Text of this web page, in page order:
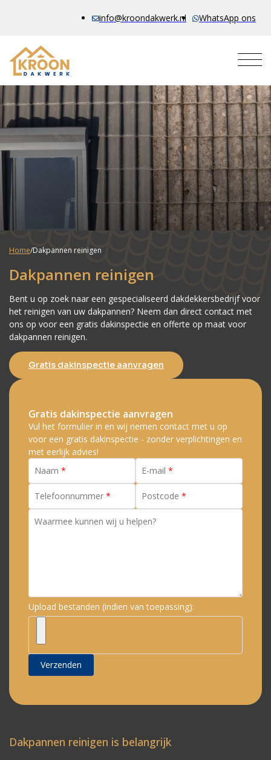
info@kroondakwerk.nl WhatsApp ons
Home/Dakpannen reinigen
Dakpannen reinigen
Bent u op zoek naar een gespecialiseerd dakdekkersbedrijf voor
het reinigen van uw dakpannen? Neem dan direct contact met
ons op voor een gratis dakinspectie en offerte op maat voor
dakpannen reinigen.
Gratis dakinspectie aanvragen
Gratis dakinspectie aanvragen
Vul het formulier in en wij nemen contact met u op
voor een gratis dakinspectie - zonder verplichtingen en
met eerlijk advies!
Naam
E-mail
Telefoonnummer Postcode
Waarmee kunnen wij u helpen?
Upload bestanden (indien van toepassing):
Verzenden
Dakpannen reinigen is belangrijk